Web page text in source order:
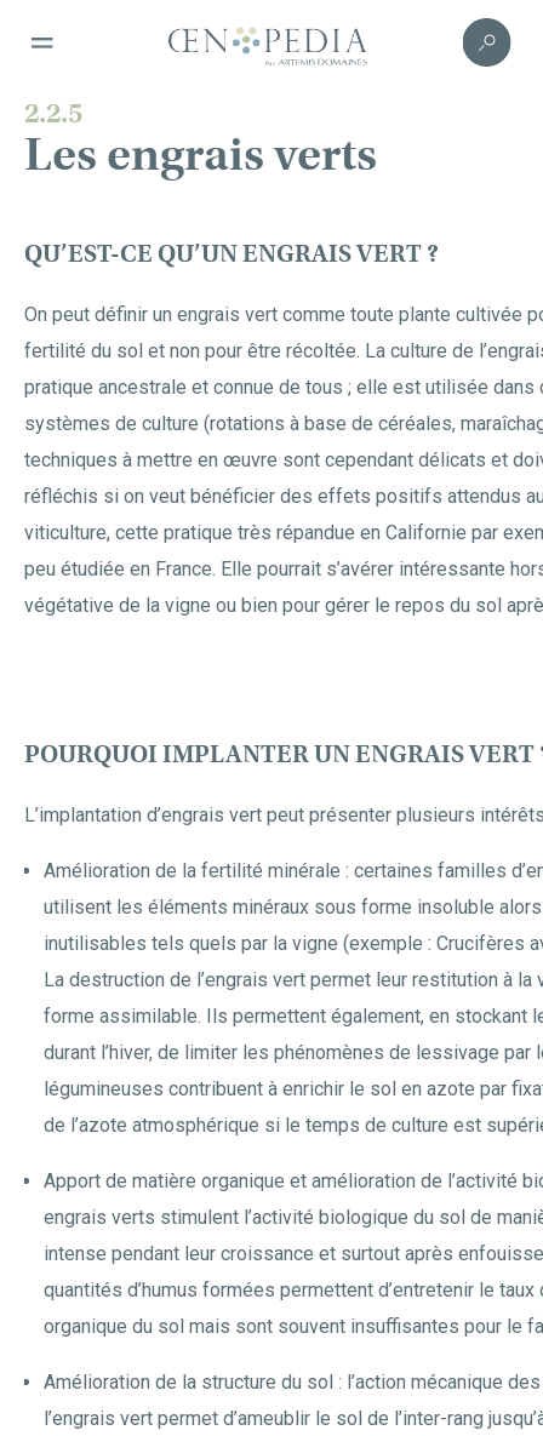
2.2.5
Les engrais verts
QU’EST-CE QU’UN ENGRAIS VERT ?
On peut définir un engrais vert comme toute plante cultivée
fertilité du sol et non pour être récoltée. La culture de
pratique ancestrale et connue de tous ; elle est utilisée dans
systèmes de culture (rotations à base de céréales,
techniques à mettre en œuvre sont cependant délicats et
réfléchis si on veut bénéficier des effets positifs attendus
viticulture, cette pratique très répandue en Californie par
peu étudiée en France. Elle pourrait s’avérer intéressante
végétative de la vigne ou bien pour gérer le repos du sol
POURQUOI IMPLANTER UN ENGRAIS VERT
L’implantation d’engrais vert peut présenter plusieurs
Amélioration de la fertilité minérale : certaines familles
utilisent les éléments minéraux sous forme insoluble alors
inutilisables tels quels par la vigne (exemple : Crucifères
La destruction de l’engrais vert permet leur restitution à la
forme assimilable. Ils permettent également, en stockant
durant l’hiver, de limiter les phénomènes de lessivage par
légumineuses contribuent à enrichir le sol en azote par
de l’azote atmosphérique si le temps de culture est
Apport de matière organique et amélioration de l’activité
engrais verts stimulent l’activité biologique du sol de
intense pendant leur croissance et surtout après
quantités d’humus formées permettent d’entretenir le taux
organique du sol mais sont souvent insuffisantes pour le
Amélioration de la structure du sol : l’action mécanique
l’engrais vert permet d’ameublir le sol de l’inter-rang